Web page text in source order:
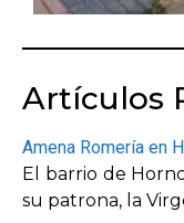
Artículos
Amena Romería en
El barrio de
su patrona, la